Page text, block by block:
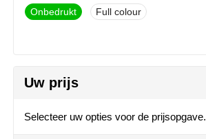
Mepal
Onbedrukt
Full colour
Uw prijs
Selecteer uw opties voor de prijsopgave.